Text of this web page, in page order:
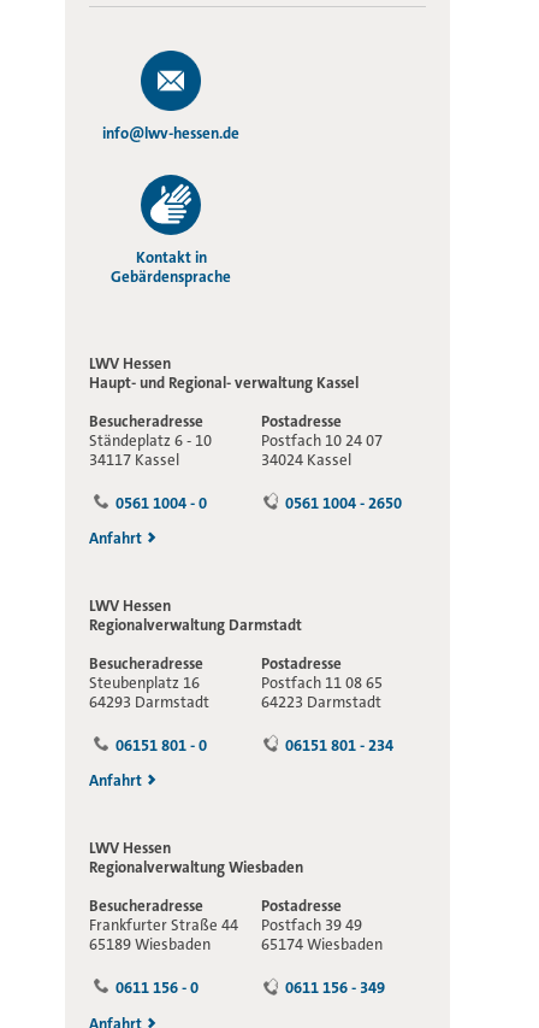
info@lwv-hessen.de
Kontakt in
Gebärdensprache
LWV Hessen
Haupt- und Regional-verwaltung Kassel
Besucheradresse
Ständeplatz 6 - 10
34117 Kassel
Postadresse
Postfach 10 24 07
34024 Kassel
0561 1004 - 0
0561 1004 - 2650
Anfahrt
LWV Hessen
Regionalverwaltung Darmstadt
Besucheradresse
Steubenplatz 16
64293 Darmstadt
Postadresse
Postfach 11 08 65
64223 Darmstadt
06151 801 - 0
06151 801 - 234
Anfahrt
LWV Hessen
RegionalverwaltungWiesbaden
Besucheradresse
Frankfurter Straße 44
65189 Wiesbaden
Postadresse
Postfach 39 49
65174 Wiesbaden
0611 156 - 0
0611 156 - 349
Anfahrt